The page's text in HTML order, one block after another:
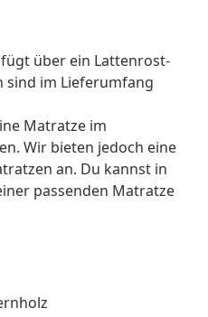
über ein Lattenrost-
sind im Lieferumfang
Matratze im
Wir bieten jedoch eine
an. Du kannst in
passenden Matratze